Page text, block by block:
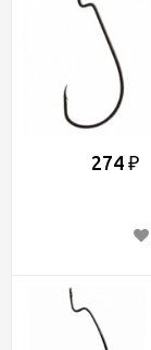
274 ₽